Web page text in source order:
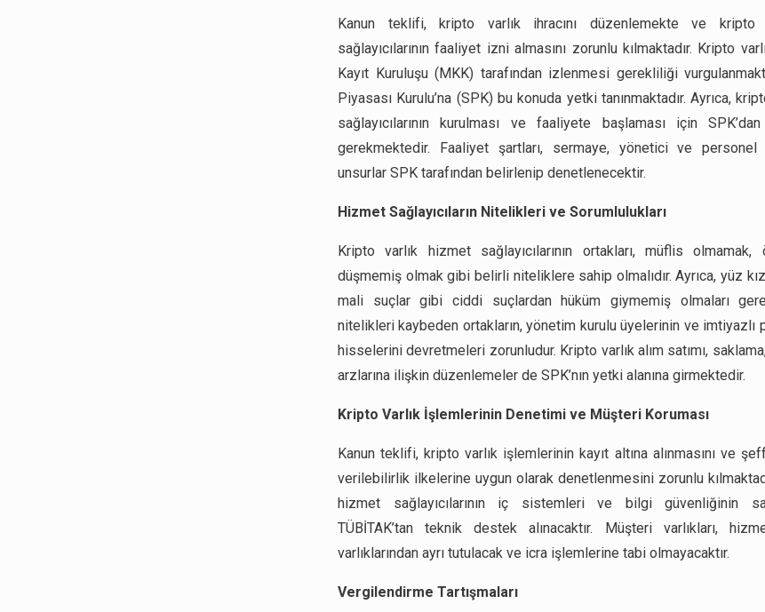
Kanun teklifi, kripto varlık ihracını düzenlemekte ve kripto
sağlayıcılarının faaliyet izni almasını zorunlu kılmaktadır. Kripto
Kayıt Kuruluşu (MKK) tarafından izlenmesi gerekliliği
Piyasası Kurulu’na (SPK) bu konuda yetki tanınmaktadır. Ayrıca,
sağlayıcılarının kurulması ve faaliyete başlaması için
gerekmektedir. Faaliyet şartları, sermaye, yönetici ve
unsurlar SPK tarafından belirlenip denetlenecektir.
Hizmet Sağlayıcıların Nitelikleri ve Sorumlulukları
Kripto varlık hizmet sağlayıcılarının ortakları, müflis
düşmemiş olmak gibi belirli niteliklere sahip olmalıdır. Ayrıca, yüz
mali suçlar gibi ciddi suçlardan hüküm giymemiş olmaları
nitelikleri kaybeden ortakların, yönetim kurulu üyelerinin ve imtiyazlı
hisselerini devretmeleri zorunludur. Kripto varlık alım satımı,
arzlarına ilişkin düzenlemeler de SPK’nın yetki alanına girmektedir.
Kripto Varlık İşlemlerinin Denetimi ve Müşteri Koruması
Kanun teklifi, kripto varlık işlemlerinin kayıt altına alınmasını ve
verilebilirlik ilkelerine uygun olarak denetlenmesini zorunlu
hizmet sağlayıcılarının iç sistemleri ve bilgi güvenliğinin
TÜBİTAK’tan teknik destek alınacaktır. Müşteri varlıkları,
varlıklarından ayrı tutulacak ve icra işlemlerine tabi olmayacaktır.
Vergilendirme Tartışmaları